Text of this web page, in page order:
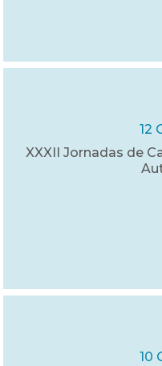
12
XXXII Jornadas de
10